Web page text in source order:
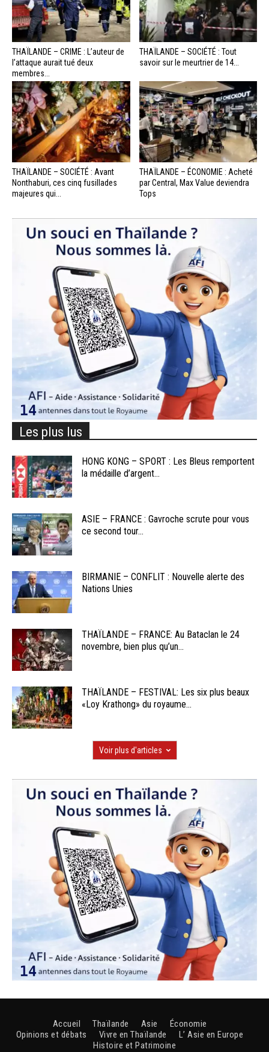
THAÏLANDE – CRIME : L’auteur de
l’attaque aurait tué deux
membres...
THAÏLANDE – SOCIÉTÉ : Tout
savoir sur le meurtrier de 14...
THAÏLANDE – SOCIÉTÉ : Avant
Nonthaburi, ces cinq fusillades
majeures qui...
THAÏLANDE – ÉCONOMIE : Acheté
par Central, Max Value deviendra
Tops
Les plus lus
HONG KONG – SPORT : Les Bleus remportent
la médaille d’argent...
ASIE – FRANCE : Gavroche scrute pour vous
ce second tour...
BIRMANIE – CONFLIT : Nouvelle alerte des
Nations Unies
THAÏLANDE – FRANCE: Au Bataclan le 24
novembre, bien plus qu’un...
THAÏLANDE – FESTIVAL: Les six plus beaux
«Loy Krathong» du royaume...
Voir plus d'articles
Accueil Thaïlande Asie
Économie
Opinions et débats
Vivre en Thaïlande
L’ Asie en Europe
Histoire et Patrimoine